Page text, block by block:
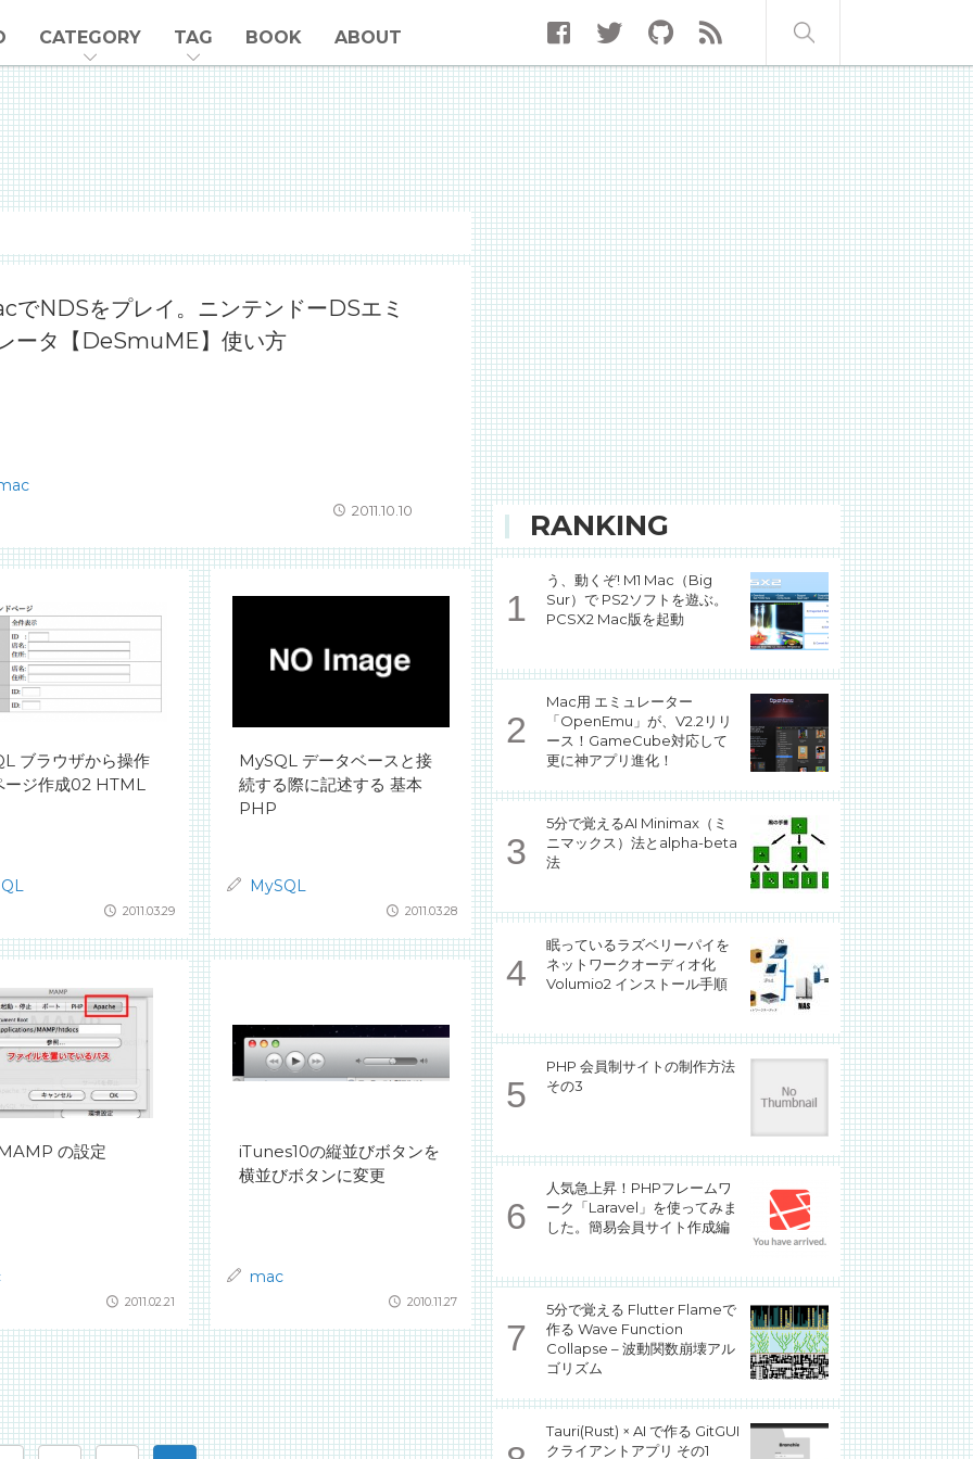
CATEGORY TAG BOOK ABOUT
でNDSをプレイ。ニンテンドーDSエミ
ータ【DeSmuME】使い方
2011.10.10
ブラウザから操作
ージ作成02 HTML
2011.03.29
MySQL データベースと接
続する際に記述する 基本
PHP
MySQL
2011.03.28
の設定
2011.02.21
iTunes10の縦並びボタンを
横並びボタンに変更
mac
2010.11.27
RANKING
う、動くぞ! M1 Mac（Big
Sur）で PS2ソフトを遊ぶ。
PCSX2 Mac版を起動
Mac用 エミュレーター
「OpenEmu」が、V2.2リリ
ース！GameCube対応して
更に神アプリ進化！
5分で覚えるAI Minimax（ミ
ニマックス）法とalpha-beta
法
眠っているラズベリーパイを
ネットワークオーディオ化
Volumio2 インストール手順
PHP 会員制サイトの制作方法
その3
人気急上昇！PHPフレームワ
ーク「Laravel」を使ってみま
した。簡易会員サイト作成編
5分で覚える Flutter Flameで
作る Wave Function
Collapse – 波動関数崩壊アル
ゴリズム
Tauri(Rust) × AI で作る GitGUI
クライアントアプリ その1